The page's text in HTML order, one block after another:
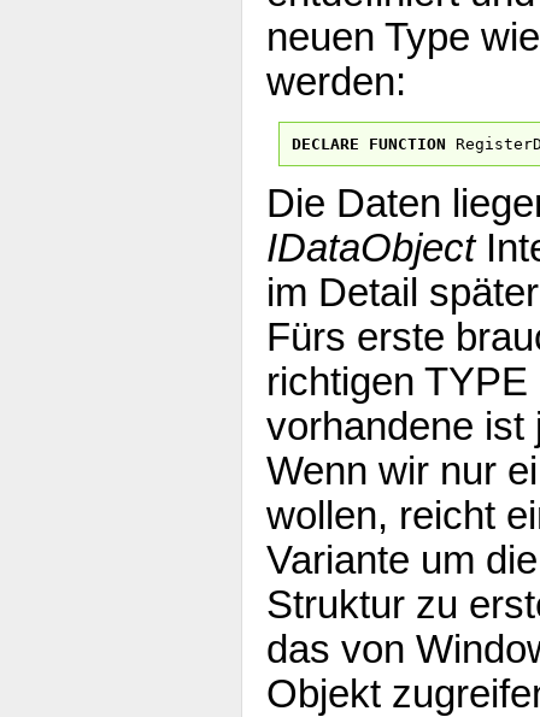
neuen Type
werden:
DECLARE FUNCTION
Die Daten
IDataObject
im Detail
Fürs erste
richtigen
vorhandene ist
Wenn wir nur
wollen, reicht
Variante um
Struktur zu
das von
Objekt